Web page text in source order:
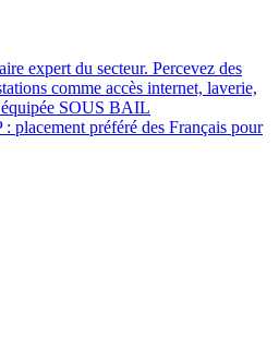
expert du secteur. Percevez des
comme accès internet, laverie,
équipée SOUS BAIL
préféré des Français pour